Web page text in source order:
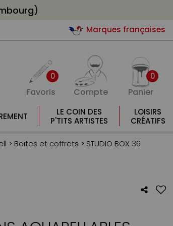
Marques françaises
0
Favoris Compte
0
Panier
LE COIN DES
P'TITS ARTISTES
LOISIRS
CRÉATIFS
> Boites et coffrets > STUDIO BOX 36